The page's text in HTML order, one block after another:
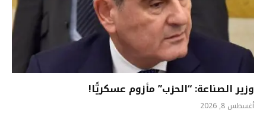
وزير الصناعة: “الحزب” مأزوم عسكريًّا!
أغسطس 8, 2026